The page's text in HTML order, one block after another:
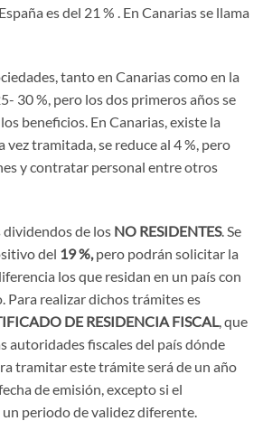
es del 21 % . En Canarias se llama
tanto en Canarias como en la
30 %, pero los dos primeros años se
beneficios. En Canarias, existe la
vez tramitada, se reduce al 4 %, pero
y contratar personal entre otros
de los NO RESIDENTES. Se
del 19 %,pero podrán solicitar la
los que residan en un país con
Para realizar dichos trámites es
DE RESIDENCIA FISCAL , que
autoridades fiscales del país dónde
tramitar este trámite será de un año
de emisión, excepto si el
periodo de validez diferente.